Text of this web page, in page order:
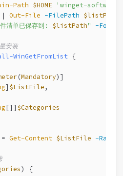
Path $HOME
'winget-
Out-File -FilePath $listPath
清单已保存到: $listPath" -
安装
WinGetFromList {
(Mandatory)]
] $ListFile,
[]] $Categories
= Get-Content $ListFile -Raw
) {